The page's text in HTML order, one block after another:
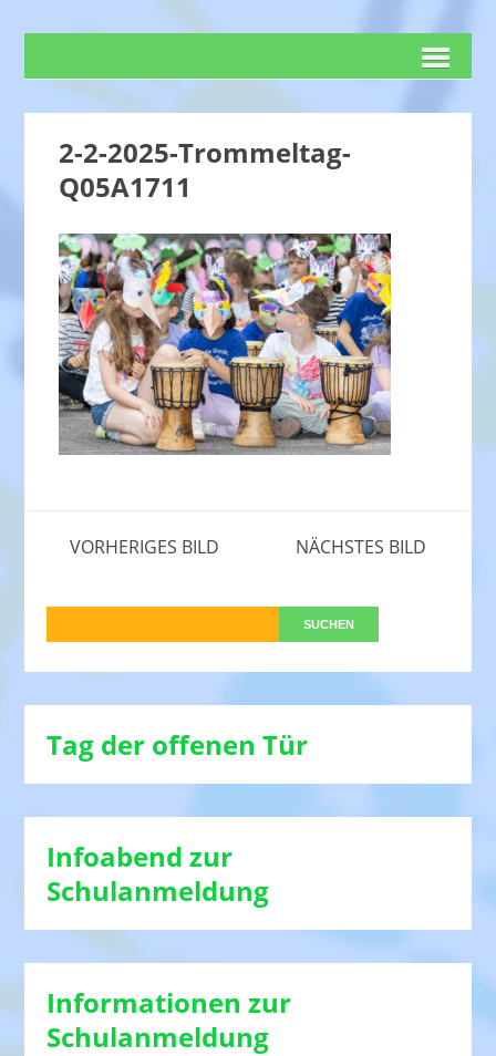
2-2-2025-Trommeltag-
Q05A1711
VORHERIGES BILD NÄCHSTES BILD
Tag der offenen Tür
Infoabend zur
Schulanmeldung
Informationen zur
Schulanmeldung